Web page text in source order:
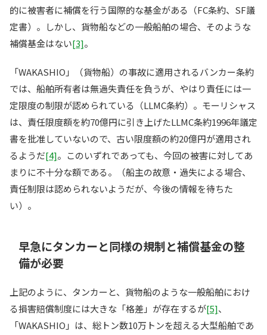
的に被害者に補償を行う国際的な基金がある（FC条約、SF議
定書）。しかし、貨物船などの一般船舶の場合、そのような
補償基金はない[3]。
「WAKASHIO」（貨物船）の事故に適用されるバンカー条約
では、船舶所有者は無過失責任を負うが、やはり責任には一
定限度の制限が認められている（LLMC条約）。モーリシャス
は、責任限度額を約70億円に引き上げたLLMC条約1996年議定
書を批准していないので、古い限度額の約20億円が適用され
るようだ[4]。このいずれであっても、今回の被害に対してあ
まりに不十分な額である。（船主の故意・過失による場合、
責任制限は認められないようだが、今後の情報を待ちた
い）。
早急にタンカーと同様の規制と補償基金の整
備が必要
上記のように、タンカーと、貨物船のような一般船舶におけ
る損害賠償制度には大きな「格差」が存在するが[5]、
「WAKASHIO」は、総トン数10万トンを超える大型船舶であ